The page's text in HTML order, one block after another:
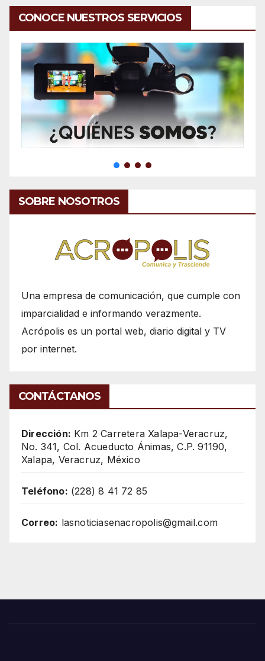
CONOCE NUESTROS SERVICIOS
SOBRE NOSOTROS
Una empresa de comunicación, que cumple con
imparcialidad e informando verazmente.
Acrópolis es un portal web, diario digital y TV
por internet.
CONTÁCTANOS
Dirección: Km 2 Carretera Xalapa-Veracruz,
No. 341, Col. Acueducto Ánimas, C.P. 91190,
Xalapa, Veracruz, México
Teléfono: (228) 8 41 72 85
Correo: lasnoticiasenacropolis@gmail.com